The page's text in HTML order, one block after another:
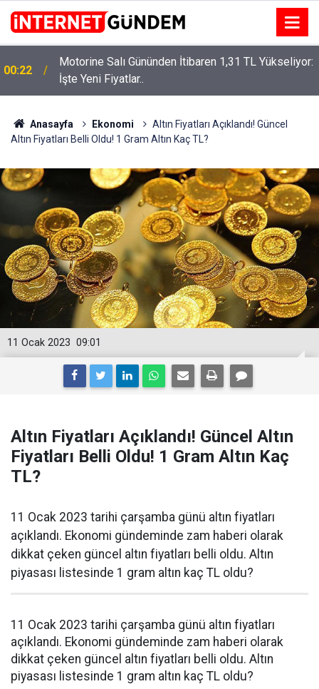
00:22
Motorine Salı Gününden İtibaren 1,31 TL Yükseliyor:
İşte Yeni Fiyatlar..
Anasayfa Ekonomi
Altın Fiyatları Açıklandı! Güncel
Altın Fiyatları Belli Oldu! 1 Gram Altın Kaç TL?
09:01
11 Ocak 2023
Altın Fiyatları Açıklandı! Güncel Altın
Fiyatları Belli Oldu! 1 Gram Altın Kaç
TL?
11 Ocak 2023 tarihi çarşamba günü altın fiyatları
açıklandı. Ekonomi gündeminde zam haberi olarak
dikkat çeken güncel altın fiyatları belli oldu. Altın
piyasası listesinde 1 gram altın kaç TL oldu?
11 Ocak 2023 tarihi çarşamba günü altın fiyatları
açıklandı. Ekonomi gündeminde zam haberi olarak
dikkat çeken güncel altın fiyatları belli oldu. Altın
piyasası listesinde 1 gram altın kaç TL oldu?